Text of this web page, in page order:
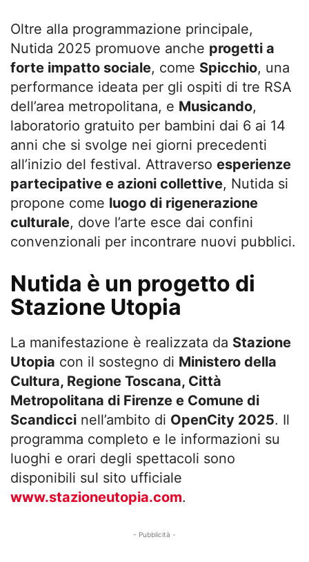
Oltre alla programmazione principale,
Nutida 2025 promuove anche progetti a
forte impatto sociale, come Spicchio, una
performance ideata per gli ospiti di tre RSA
dell’area metropolitana, e Musicando,
laboratorio gratuito per bambini dai 6 ai 14
anni che si svolge nei giorni precedenti
all’inizio del festival. Attraverso esperienze
partecipative e azioni collettive, Nutida si
propone come luogo di rigenerazione
culturale, dove l’arte esce dai confini
convenzionali per incontrare nuovi pubblici.
Nutida è un progetto di
Stazione Utopia
La manifestazione è realizzata da Stazione
Utopia con il sostegno di Ministero della
Cultura, Regione Toscana, Città
Metropolitana di Firenze e Comune di
Scandicci nell’ambito di OpenCity 2025. Il
programma completo e le informazioni su
luoghi e orari degli spettacoli sono
disponibili sul sito ufficiale
www.stazioneutopia.com.
- Pubblicità -